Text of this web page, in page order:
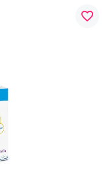
favorite_border